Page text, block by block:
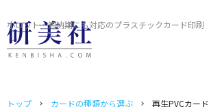
小ロット・短納期にも対応のプラスチックカード印刷
トップ カードの種類から選ぶ 再生PVCカード